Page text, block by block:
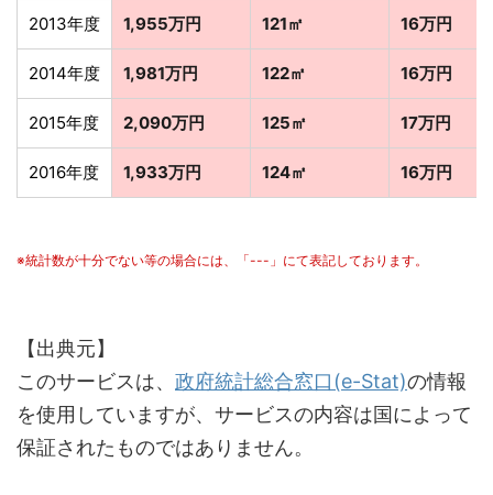
2013年度 1,955万円 121㎡ 16万円
2014年度 1,981万円 122㎡ 16万円
2015年度 2,090万円 125㎡ 17万円
2016年度 1,933万円 124㎡ 16万円
※統計数が十分でない等の場合には、「---」にて表記しております。
【出典元】
このサービスは、 政府統計総合窓口(e-Stat)の情報
を使用していますが、サービスの内容は国によって
保証されたものではありません。